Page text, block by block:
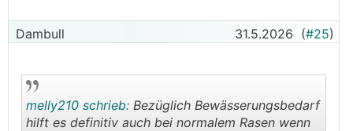
Dambull 31.5.2026 (#25)
melly210 schrieb: Bezüglich Bewässerungsbedarf
hilft es definitiv auch bei normalem Rasen wenn